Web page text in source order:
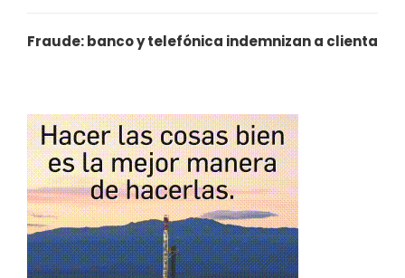
Fraude: banco y telefónica indemnizan a clienta